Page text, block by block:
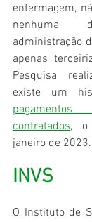
enfermagem,
nenhuma
administração
apenas
Pesquisa
contratados, o
janeiro de 2023.
INVS
O Instituto de